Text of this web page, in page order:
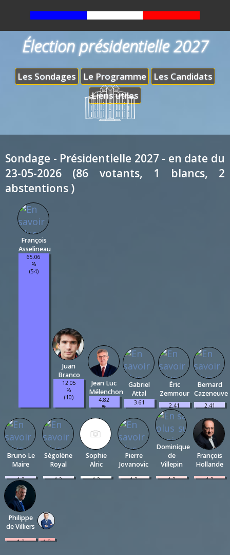
Les Sondages Le Programme
Les Candidats
Liens utiles
Élection présidentielle 2027
Sondage - Présidentielle 2027 - en date du
23-05-2026 (86 votants, 1 blancs, 2
abstentions )
François
Asselineau
65.06
%
(54)
Juan
Branco
12.05
%
(10)
Jean Luc
Mélenchon
4.82
%
Gabriel
Attal
3.61
%
(3)
Éric
Zemmour
2.41
%
(2)
Bernard
Cazeneuve
2.41
(2)
Bruno Le
Maire
1.2
%
(1)
Ségolène
Royal
1.2
Sophie
Alric
1.2
Pierre
Jovanovic
1.2
Dominique
de
Villepin
1.2
François
Hollande
1.2
Philippe
de Villiers
1.2
1.2